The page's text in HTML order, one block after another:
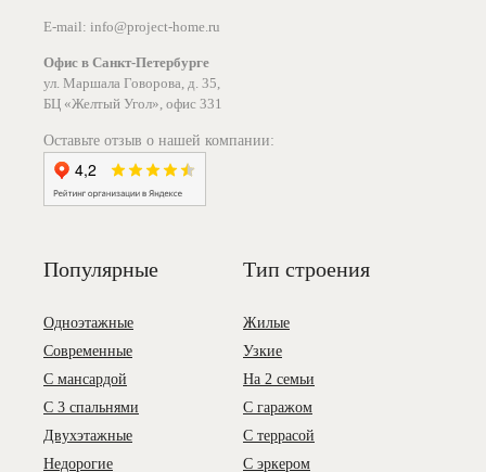
E-mail: info@project-home.ru
Офис в Санкт-Петербурге
ул. Маршала Говорова, д. 35,
БЦ «Желтый Угол», офис 331
Оставьте отзыв о нашей компании:
Популярные Тип строения
Одноэтажные
Современные
С мансардой
С 3 спальнями
Двухэтажные
Недорогие
Жилые
Узкие
На 2 семьи
С гаражом
С террасой
С эркером